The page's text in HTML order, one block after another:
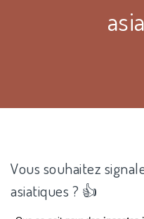
Vous souhaitez
asiatiques ? 👍